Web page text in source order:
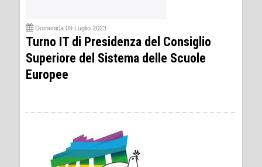
Domenica 09 Luglio 2023
Turno IT di Presidenza del Consiglio
Superiore del Sistema delle Scuole
Europee